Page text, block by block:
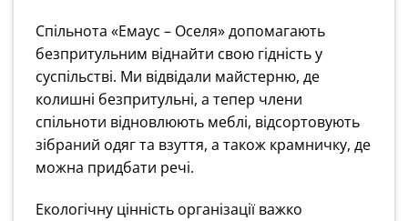
Спільнота «Емаус – Оселя» допомагають
безпритульним віднайти свою гідність у
суспільстві. Ми відвідали майстерню, де
колишні безпритульні, а тепер члени
спільноти відновлюють меблі, відсортовують
зібраний одяг та взуття, а також крамничку, де
можна придбати речі.
Екологічну цінність організації важко